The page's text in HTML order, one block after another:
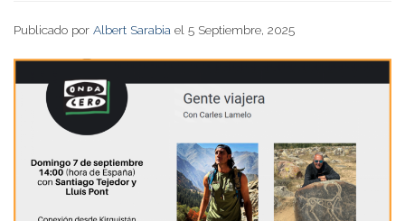
Publicado por Albert Sarabia el 5 Septiembre, 2025